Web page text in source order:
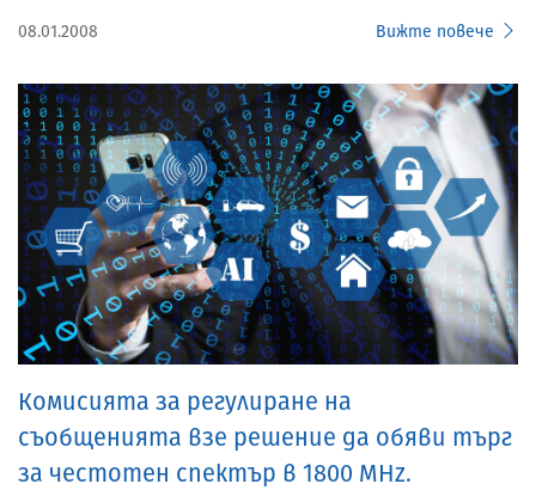
08.01.2008 Вижте повече
Комисията за регулиране на
съобщенията взе решение да обяви търг
за честотен спектър в 1800 MHz.